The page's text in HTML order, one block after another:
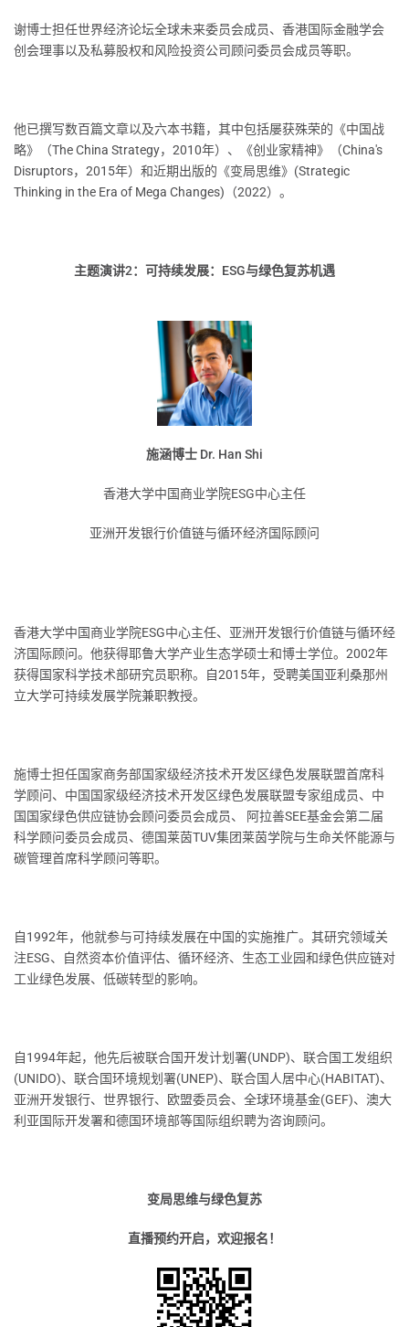
谢博士担任世界经济论坛全球未来委员会成员、香港国际金融学会
创会理事以及私募股权和风险投资公司顾问委员会成员等职。
他已撰写数百篇文章以及六本书籍，其中包括屡获殊荣的《中国战
略》（The China Strategy，2010年）、《创业家精神》（China's
Disruptors，2015年）和近期出版的《变局思维》(Strategic
Thinking in the Era of Mega Changes)（2022）。
主题演讲2：可持续发展：ESG与绿色复苏机遇
施涵博士 Dr. Han Shi
香港大学中国商业学院ESG中心主任
亚洲开发银行价值链与循环经济国际顾问
香港大学中国商业学院ESG中心主任、亚洲开发银行价值链与循环经
济国际顾问。他获得耶鲁大学产业生态学硕士和博士学位。2002年
获得国家科学技术部研究员职称。自2015年，受聘美国亚利桑那州
立大学可持续发展学院兼职教授。
施博士担任国家商务部国家级经济技术开发区绿色发展联盟首席科
学顾问、中国国家级经济技术开发区绿色发展联盟专家组成员、中
国国家绿色供应链协会顾问委员会成员、 阿拉善SEE基金会第二届
科学顾问委员会成员、德国莱茵TUV集团莱茵学院与生命关怀能源与
碳管理首席科学顾问等职。
自1992年，他就参与可持续发展在中国的实施推广。其研究领域关
注ESG、自然资本价值评估、循环经济、生态工业园和绿色供应链对
工业绿色发展、低碳转型的影响。
自1994年起，他先后被联合国开发计划署(UNDP)、联合国工发组织
(UNIDO)、联合国环境规划署(UNEP)、联合国人居中心(HABITAT)、
亚洲开发银行、世界银行、欧盟委员会、全球环境基金(GEF)、澳大
利亚国际开发署和德国环境部等国际组织聘为咨询顾问。
变局思维与绿色复苏
直播预约开启，欢迎报名！